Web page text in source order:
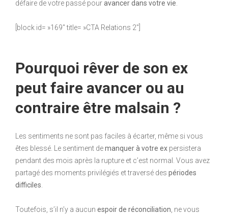
défaire de votre passé pouravancer dans votre vie.
[block id= »169″ title= »CTA Relations 2″]
Pourquoi rêver de son ex
peut faire avancer ou au
contraire être malsain ?
Les sentiments ne sont pas faciles à écarter, même si vous
êtes blessé. Le sentiment demanquer à votre ex persistera
pendant des mois après la rupture et c’est normal. Vous avez
partagé des moments privilégiés et traversé des périodes
difficiles.
Toutefois, s’il n’y a aucun espoir de réconciliation, ne vous